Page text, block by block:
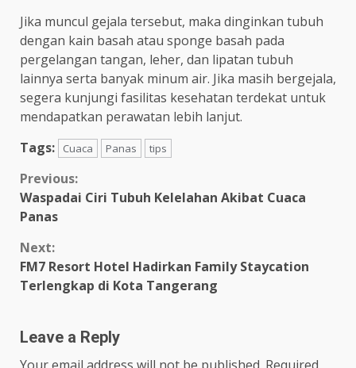
Jika muncul gejala tersebut, maka dinginkan tubuh
dengan kain basah atau sponge basah pada
pergelangan tangan, leher, dan lipatan tubuh
lainnya serta banyak minum air. Jika masih bergejala,
segera kunjungi fasilitas kesehatan terdekat untuk
mendapatkan perawatan lebih lanjut.
Tags:
Cuaca Panas tips
Continue
Reading
Previous:
Waspadai Ciri Tubuh Kelelahan Akibat Cuaca
Panas
Next:
FM7 Resort Hotel Hadirkan Family Staycation
Terlengkap di Kota Tangerang
Leave a Reply